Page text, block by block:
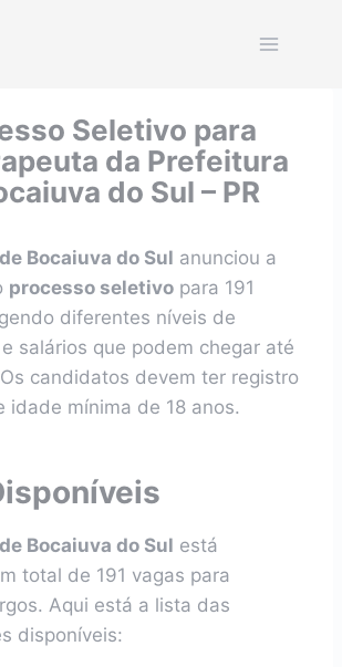
Seletivo para
da Prefeitura
do Sul – PR
Bocaiuva do Sul anunciou a
processo seletivo para 191
diferentes níveis de
salários que podem chegar até
candidatos devem ter registro
idade mínima de 18 anos.
Bocaiuva do Sul está
total de 191 vagas para
Aqui está a lista das
disponíveis: